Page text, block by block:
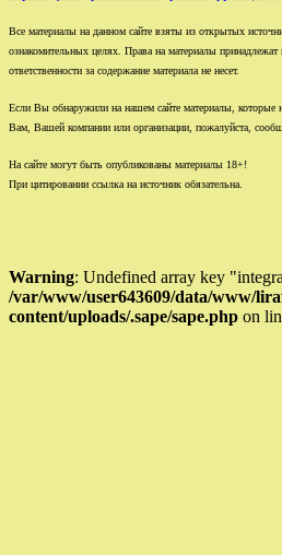
Все материалы на данном сайте взяты из открытых
ознакомительных целях. Права на материалы
ответственности за содержание материала не несет.
Если Вы обнаружили на нашем сайте материалы, которые
Вам, Вашей компании или организации, пожалуйста,
На сайте могут быть опубликованы материалы 18+!
При цитировании ссылка на источник обязательна.
Warning: Undefined array key
/var/www/user643609/data/www/
content/uploads/.sape/sape.php on